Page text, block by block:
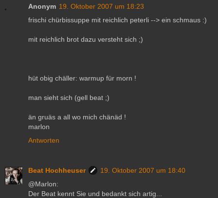
Anonym 19. Oktober 2007 um 18:23
frischi chürbissuppe mit reichlich peterli --> ein schmaus :)
mit reichlich brot dazu versteht sich ;)
hüt obig chäller: warmup für morn !
man sieht sich (gell beat ;)
än gruäs a all wo mich chänäd !
marlon
Antworten
Beat Hochheuser
19. Oktober 2007 um 18:40
@Marlon:
Der Beat kennt Sie und bedankt sich artig...